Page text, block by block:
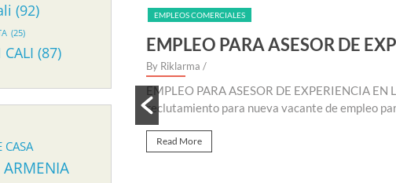
COMERCIALES
PARA ASESOR DE EXPERIENCIA EN LINEA
PARA ASESOR DE EXPERIENCIA EN LINEA Iniciamos proceso de
para nueva vacante de empleo para asesor de experiencia...
More
(92)
(25)
CALI (87)
CASA